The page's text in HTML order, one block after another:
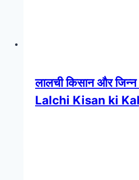
लालची किसान और जिन्न
Lalchi Kisan ki